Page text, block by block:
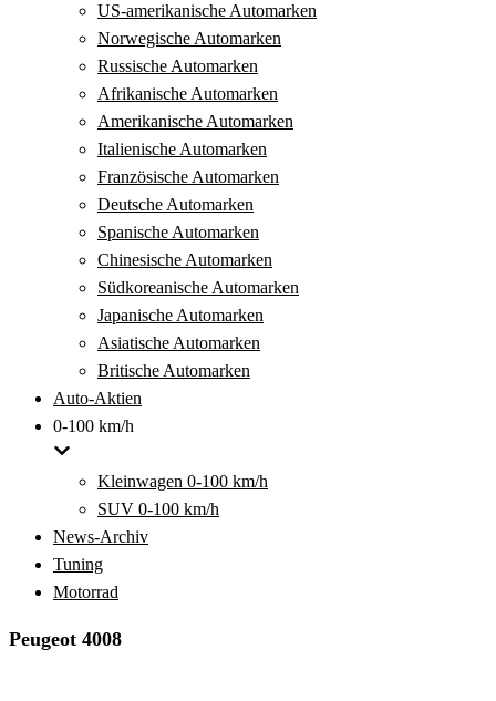
US-amerikanische Automarken
Norwegische Automarken
Russische Automarken
Afrikanische Automarken
Amerikanische Automarken
Italienische Automarken
Französische Automarken
Deutsche Automarken
Spanische Automarken
Chinesische Automarken
Südkoreanische Automarken
Japanische Automarken
Asiatische Automarken
Britische Automarken
Auto-Aktien
0-100 km/h
Kleinwagen 0-100 km/h
SUV 0-100 km/h
News-Archiv
Tuning
Motorrad
Peugeot 4008